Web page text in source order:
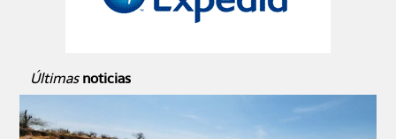
Últimas noticias